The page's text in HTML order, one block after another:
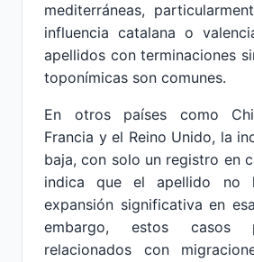
mediterráneas,
influencia catalana o
apellidos con terminaciones
toponímicas son comunes.
En otros países como
Francia y el Reino Unido, la
baja, con solo un registro en
indica que el apellido no
expansión significativa en
embargo, estos casos
relacionados con